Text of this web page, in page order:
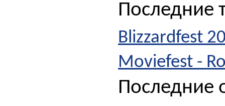
Последние
Blizzardfest
Moviefest -
Последние